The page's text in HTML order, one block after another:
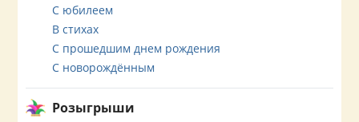
С юбилеем
В стихах
С прошедшим днем рождения
С новорождённым
Розыгрыши